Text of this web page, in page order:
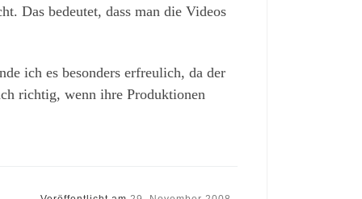
Das bedeutet, dass man die Videos
ich es besonders erfreulich, da der
richtig, wenn ihre Produktionen